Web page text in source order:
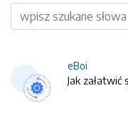
Wyszukiwarka
eBoi
Jak załatwić